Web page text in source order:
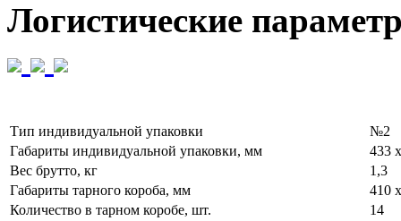
Логистические
Тип индивидуальной упаковки
№2
Габариты индивидуальной упаковки, мм
433
Вес брутто, кг
1,3
Габариты тарного короба, мм
410
Количество в тарном коробе, шт.
14